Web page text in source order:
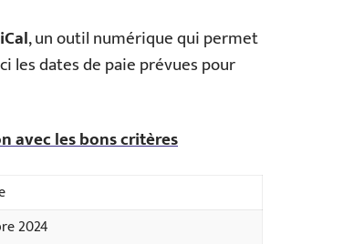
, un outil numérique qui permet
les dates de paie prévues pour
avec les bons critères
2024